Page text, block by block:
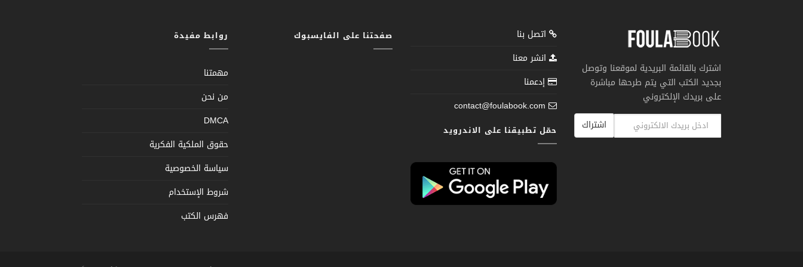
اشترك بالقائمة البريدية لموقعنا وتوصل
بجديد الكتب التي يتم طرحها مباشرة
على بريدك الإلكتروني
اشتراك
اتصل بنا
انشر معنا
إدعمنا
contact@foulabook.com
حمّل تطبيقنا على الاندرويد
صفحتنا على الفايسبوك روابط مفيدة
مهمتنا
من نحن
DMCA
حقوق الملكية الفكرية
سياسة الخصوصية
شروط الإستخدام
فهرس الكتب